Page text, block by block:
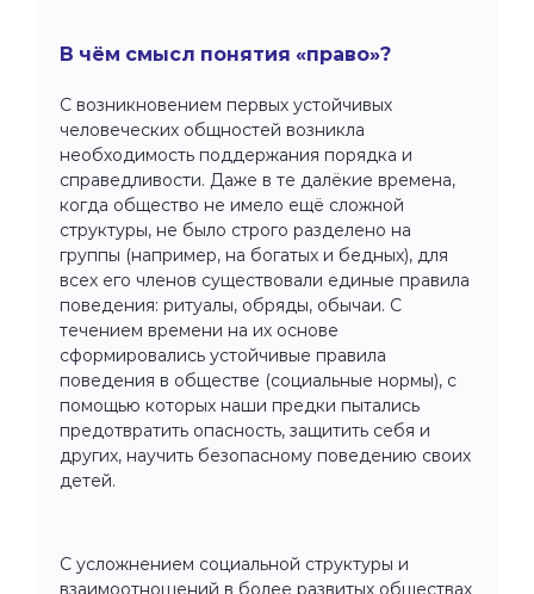
В чём смысл понятия «право»?
С возникновением первых устойчивых
человеческих общностей возникла
необходимость поддержания порядка и
справедливости. Даже в те далёкие времена,
когда общество не имело ещё сложной
структуры, не было строго разделено на
группы (например, на богатых и бедных), для
всех его членов существовали единые правила
поведения: ритуалы, обряды, обычаи. С
течением времени на их основе
сформировались устойчивые правила
поведения в обществе (социальные нормы), с
помощью которых наши предки пытались
предотвратить опасность, защитить себя и
других, научить безопасному поведению своих
детей.
С усложнением социальной структуры и
взаимоотношений в более развитых обществах